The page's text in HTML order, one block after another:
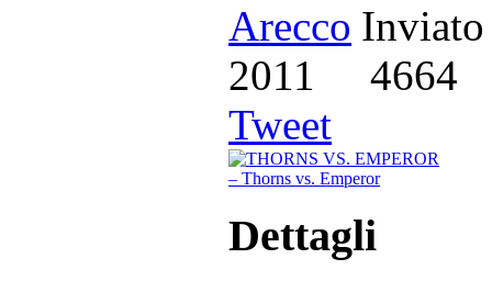
2011 4664
Tweet
Dettagli